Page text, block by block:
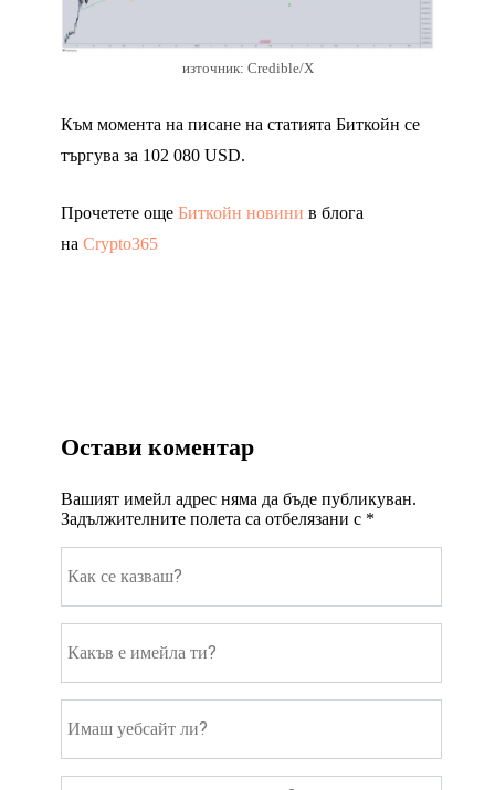
източник: Credible/X
Към момента на писане на статията Биткойн се
търгува за 102 080 USD.
Прочетете още Биткойн новини в блога
на Crypto365
Остави коментар
Вашият имейл адрес няма да бъде публикуван.
Задължителните полета са отбелязани с *